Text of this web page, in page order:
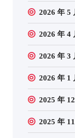
2026 年 5
2026 年 4
2026 年 3
2026 年 1
2025 年 12
2025 年 11